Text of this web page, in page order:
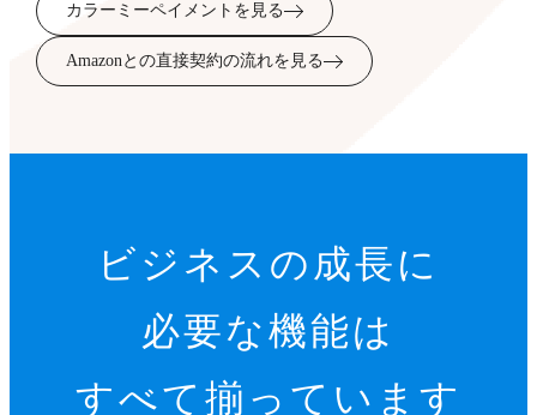
カラーミーペイメントを見る
Amazonとの直接契約の流れを見る
ビジネスの成長に
必要な機能は
すべて揃っています